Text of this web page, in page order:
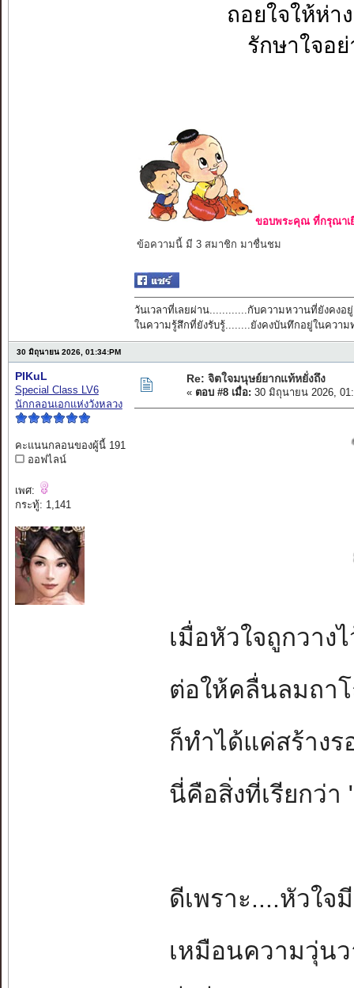
ถอยใจให้ห่า
รักษาใจอ
ขอบพระคุณ ที่กรุณาเ
ข้อความนี้ มี 3 สมาชิก มาชื่นชม
วันเวลาที่เลยผ่าน............กับความหวานที่ยังคงอยู่
ในความรู้สึกที่ยังรับรู้........ยังคงบันทึกอยู่ในความ
30 มิถุนายน 2026, 01:34:PM
PIKuL
Special Class LV6
นักกลอนเอกแห่งวังหลวง
คะแนนกลอนของผู้นี้ 191
ออฟไลน์
เพศ:
กระทู้: 1,141
Re: จิตใจมนุษย์ยากแท้หยั่งถึง
« ตอบ #8 เมื่อ: 30 มิถุนายน 2026,
เมื่อหัวใจถูกวาง
ต่อให้คลื่นลมถา
ก็ทำได้แค่สร้าง
นี่คือสิ่งที่เรียกว่า
ดีเพราะ....หัวใจ
เหมือนความวุ่นว